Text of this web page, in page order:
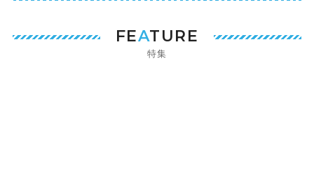
FEATURE
特集